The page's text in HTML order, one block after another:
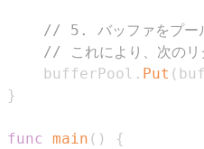
// 5. バッファをプー
// これにより、次のリ
	bufferPool
. Put ( buf
}
func main ( )
{